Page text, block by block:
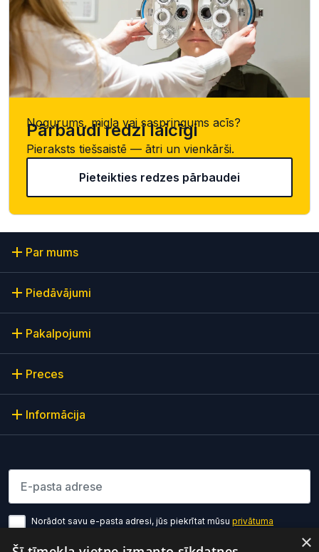
Nogurums, migla vai saspringums acīs?
Pārbaudi redzi laicīgi
Pieraksts tiešsaistē — ātri un vienkārši.
Pieteikties redzes pārbaudei
Par mums
Piedāvājumi
Pakalpojumi
Preces
Informācija
Lūdzu ievadiet e-pasta adresi
Norādot savu e-pasta adresi, jūs piekrītat mūsu privātuma
×